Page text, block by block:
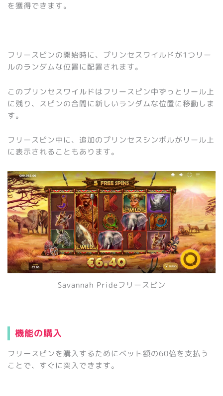
を獲得できます。
フリースピンの開始時に、プリンセスワイルドが1つリー
ルのランダムな位置に配置されます。
このプリンセスワイルドはフリースピン中ずっとリール上
に残り、スピンの合間に新しいランダムな位置に移動しま
す。
フリースピン中に、追加のプリンセスシンボルがリール上
に表示されることもあります。
Savannah Prideフリースピン
機能の購入
フリースピンを購入するためにベット額の60倍を支払う
ことで、すぐに突入できます。